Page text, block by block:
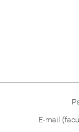
E-mail